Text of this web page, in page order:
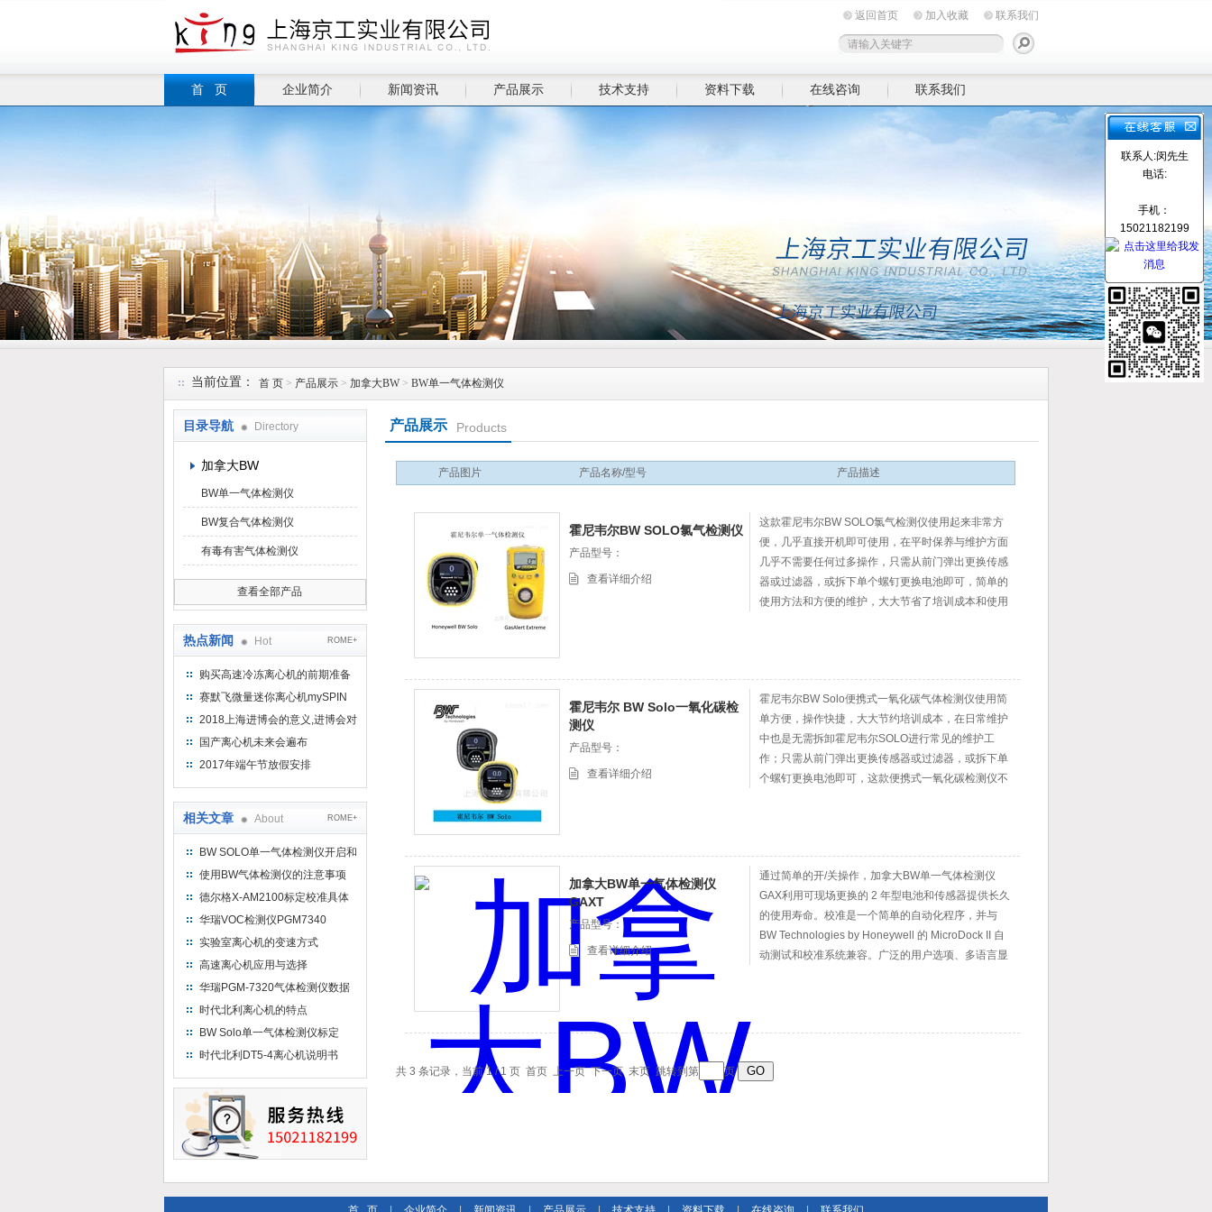
返回首页 加入收藏 联系我们
首 页 企业简介 新闻资讯 产品展示 技术支持 资料下载 在线咨询 联系我们
当前位置： 首 页 > 产品展示 > 加拿大BW > BW单一气体检测仪
目录导航 Directory
加拿大BW
BW单一气体检测仪
BW复合气体检测仪
有毒有害气体检测仪
查看全部产品
热点新闻 Hot ROME+
购买高速冷冻离心机的前期准备
工作
赛默飞微量迷你离心机mySPIN
12
2018上海进博会的意义,进博会对
上海的影响有哪些？
国产离心机未来会遍布
2017年端午节放假安排
相关文章 About ROME+
BW SOLO单一气体检测仪开启和
关闭
使用BW气体检测仪的注意事项
德尔格X-AM2100标定校准具体
操作手册
华瑞VOC检测仪PGM7340
PGM7300 PGM720存在差异
实验室离心机的变速方式
高速离心机应用与选择
华瑞PGM-7320气体检测仪数据
采集和清除简介
时代北利离心机的特点
BW Solo单一气体检测仪标定
时代北利DT5-4离心机说明书
产品展示 Products
产品图片 产品名称/型号 产品描述
霍尼韦尔BW SOLO氯气检测仪
产品型号：
查看详细介绍
这款霍尼韦尔BW SOLO氯气检测仪使用起来非常方
便，几乎直接开机即可使用，在平时保养与维护方面
几乎不需要任何过多操作，只需从前门弹出更换传感
器或过滤器，或拆下单个螺钉更换电池即可，简单的
使用方法和方便的维护，大大节省了培训成本和使用
霍尼韦尔 BW Solo一氧化碳检
测仪
产品型号：
查看详细介绍
霍尼韦尔BW Solo便携式一氧化碳气体检测仪使用简
单方便，操作快捷，大大节约培训成本，在日常维护
中也是无需拆卸霍尼韦尔SOLO进行常见的维护工
作；只需从前门弹出更换传感器或过滤器，或拆下单
个螺钉更换电池即可，这款便携式一氧化碳检测仪不
加拿大BW单一气体检测仪
GAXT
产品型号：
查看详细介绍
通过简单的开/关操作，加拿大BW单一气体检测仪
GAX利用可现场更换的 2 年型电池和传感器提供长久
的使用寿命。校准是一个简单的自动化程序，并与
BW Technologies by Honeywell 的 MicroDock II 自
动测试和校准系统兼容。广泛的用户选项、多语言显
共 3 条记录，当前 1 / 1 页 首页 上一页 下一页 末页 跳转到第 页
联系人:闵先生
电话:
手机：
15021182199